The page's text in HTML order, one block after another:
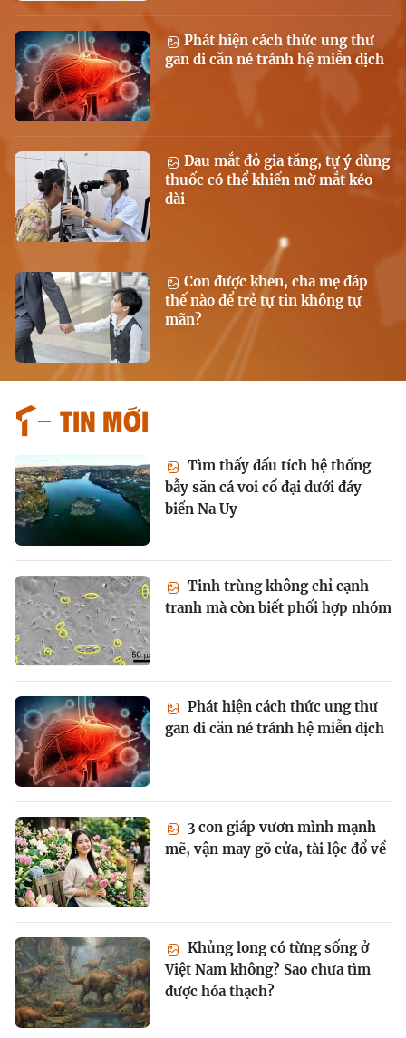
Phát hiện cách thức ung thư
gan di căn né tránh hệ miễn dịch
Đau mắt đỏ gia tăng, tự ý dùng
thuốc có thể khiến mờ mắt kéo
dài
Con được khen, cha mẹ đáp
thế nào để trẻ tự tin không tự
mãn?
Tin mới
Tìm thấy dấu tích hệ thống
bẫy săn cá voi cổ đại dưới đáy
biển Na Uy
Tinh trùng không chỉ cạnh
tranh mà còn biết phối hợp nhóm
Phát hiện cách thức ung thư
gan di căn né tránh hệ miễn dịch
3 con giáp vươn mình mạnh
mẽ, vận may gõ cửa, tài lộc đổ về
Khủng long có từng sống ở
Việt Nam không? Sao chưa tìm
được hóa thạch?